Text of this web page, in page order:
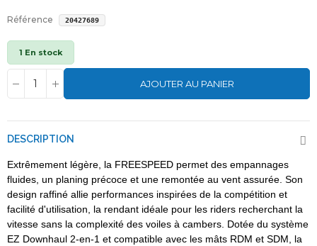
Référence 20427689
1 En stock
AJOUTER AU PANIER
DESCRIPTION
Extrêmement légère, la FREESPEED permet des empannages
fluides, un planing précoce et une remontée au vent assurée. Son
design raffiné allie performances inspirées de la compétition et
facilité d'utilisation, la rendant idéale pour les riders recherchant la
vitesse sans la complexité des voiles à cambers. Dotée du système
EZ Downhaul 2-en-1 et compatible avec les mâts RDM et SDM, la